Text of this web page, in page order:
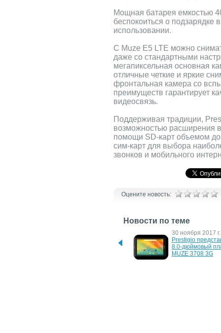
Мощная батарея емкостью
беспокоиться о подзарядке
использовании.
С Muze E5 LTE можно
даже со стандартными
мегапиксельная основная
отличные четкие и яркие
фронтальная камера со
преимуществ гарантирует
видеосвязь.
Поддерживая традиции,
возможностью расширения
помощи SD-карт объемом
сим-карт для выбора
звонков и мобильного
Оцените новость:
Новости по теме
смартфоны Muze C7 LTE
30 ноября 2017 г.
Prestigio
8.0-дюймовый
MUZE 3708 3G